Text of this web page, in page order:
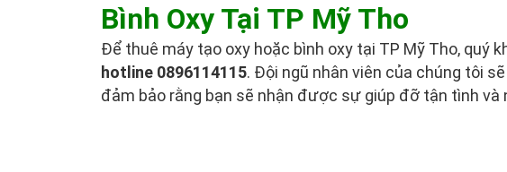
Bình Oxy Tại TP Mỹ Tho
Để thuê máy tạo oxy hoặc bình oxy tại TP Mỹ Tho, quý
hotline 0896114115. Đội ngũ nhân viên của chúng tôi
đảm bảo rằng bạn sẽ nhận được sự giúp đỡ tận tình và